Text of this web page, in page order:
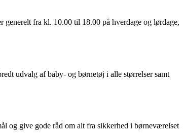
fra kl. 10.00 til 18.00 på hverdage og lørdage,
udvalg af baby- og børnetøj i alle størrelser samt
og give gode råd om alt fra sikkerhed i børneværelset